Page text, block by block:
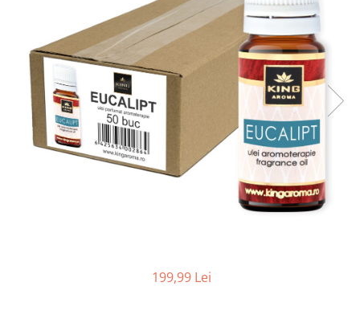
Pachete 30 Uleiuri Parfumate
Aromaterapie
Ulei Parfumat Aromaterapie10 ml
Conuri & Bețe Parfumate
Pachet Bețisoare Parfumate HEM +
Ulei Parfumat Aromaterapie
Pachet Conuri Backflow HEM + Ulei
Parfumat Aromaterapie
Conuri Parfumate HEM 10 buc
199,99 Lei